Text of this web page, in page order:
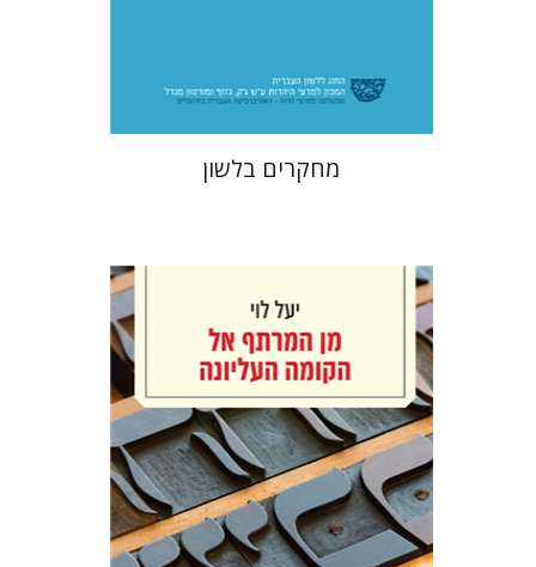
מחקרים בלשון
יעל לוי